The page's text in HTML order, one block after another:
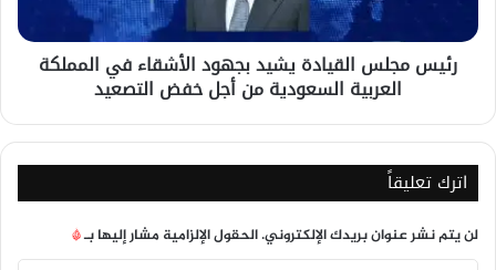
العربية
السعودية
خفض
رئيس مجلس القيادة يشيد بجهود الأشقاء في المملكة
العربية السعودية من أجل خفض التصعيد
اترك تعليقاً
لن يتم نشر عنوان بريدك الإلكتروني.الحقول الإلزامية مشار إليها بـ*